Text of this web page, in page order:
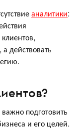
аналитики:
действовать
подготовить
и его целей.